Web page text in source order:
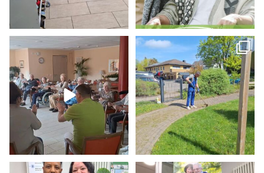
Mit viel Rhythmus und Musik
war unsere...
32 0
Bei wunderschönem Wetter
wurde unser Garten von...
8 0